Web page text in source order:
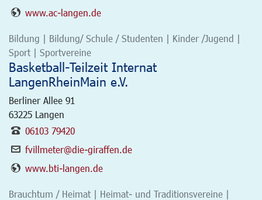
www.ac-langen.de
Bildung | Bildung/ Schule / Studenten | Kinder /Jugend |
Sport | Sportvereine
Basketball-Teilzeit Internat
LangenRheinMain e.V.
Berliner Allee 91
63225 Langen
06103 79420
fvillmeter@die-giraffen.de
www.bti-langen.de
Brauchtum / Heimat | Heimat- und Traditionsvereine |